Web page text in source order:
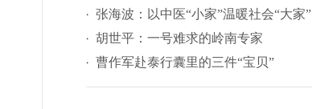
张海波：以中医“小家”温暖社会“大家”
胡世平：一号难求的岭南专家
曹作军赴泰行囊里的三件“宝贝”